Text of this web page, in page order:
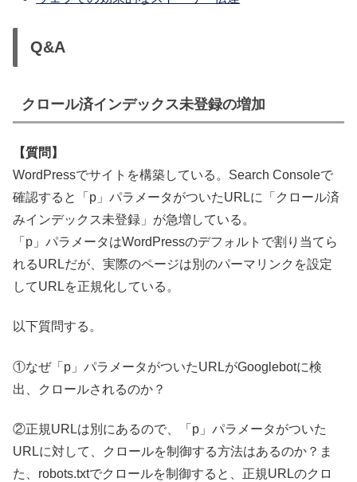
Q&A
クロール済インデックス未登録の増加
【質問】
WordPressでサイトを構築している。Search Consoleで
確認すると「p」パラメータがついたURLに「クロール済
みインデックス未登録」が急増している。
「p」パラメータはWordPressのデフォルトで割り当てら
れるURLだが、実際のページは別のパーマリンクを設定
してURLを正規化している。
以下質問する。
①なぜ「p」パラメータがついたURLがGooglebotに検
出、クロールされるのか？
②正規URLは別にあるので、「p」パラメータがついた
URLに対して、クロールを制御する方法はあるのか？ま
た、robots.txtでクロールを制御すると、正規URLのクロ